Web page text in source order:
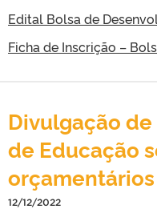
Edital Bolsa de
Ficha de Inscrição –
Divulgação
de Educação
12/12/2022